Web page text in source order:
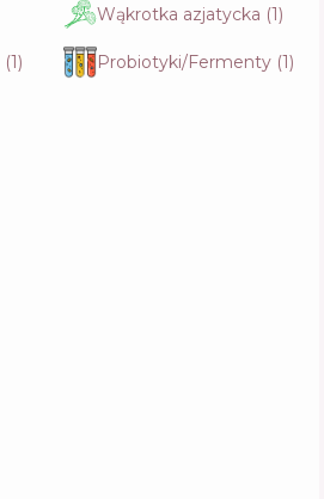
Wąkrotka azjatycka (1)
(1) Probiotyki/Fermenty (1)